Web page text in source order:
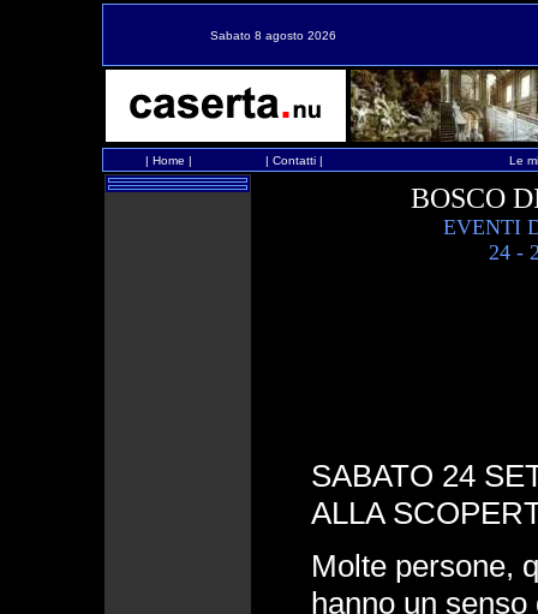
Sabato 8 agosto 2026
| Home | | Contatti| Le
BOSCO
EVENTI
24 -
SABATO 24
ALLA
Molte persone,
hanno un